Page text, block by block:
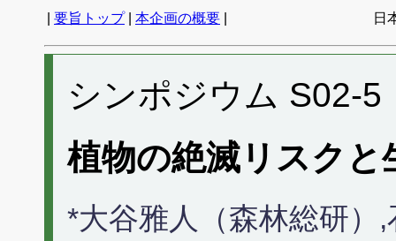
要旨トップ| 本企画の概要 日
シンポジウム S02-5
植物の絶滅リスクと
*大谷雅人（森林総研）